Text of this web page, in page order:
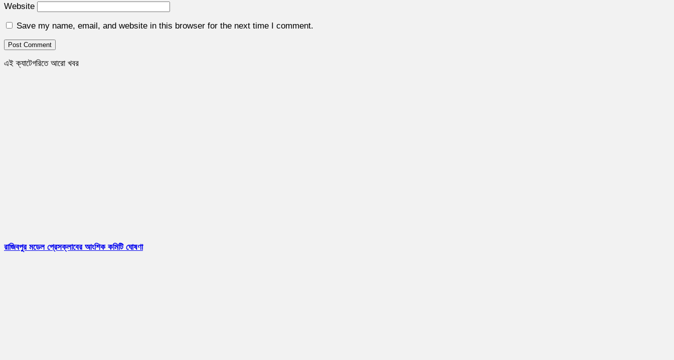
Website
Save my name, email, and website in this browser for the next time I comment.
এই ক্যাটেগরিতে আরো খবর
রাজিবপুর মডেল প্রেসক্লাবের আংশিক কমিটি ঘোষণা